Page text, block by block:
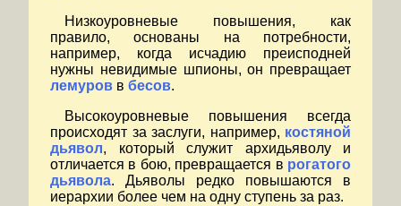
Низкоуровневые повышения, как
правило, основаны на потребности,
например, когда исчадию преисподней
нужны невидимые шпионы, он превращает
лемуров в бесов.
Высокоуровневые повышения всегда
происходят за заслуги, например, костяной
дьявол, который служит архидьяволу и
отличается в бою, превращается в рогатого
дьявола. Дьяволы редко повышаются в
иерархии более чем на одну ступень за раз.